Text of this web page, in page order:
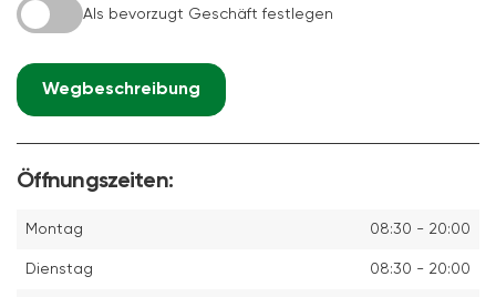
Als bevorzugt Geschäft festlegen
Wegbeschreibung
Öffnungszeiten:
Montag 08:30 - 20:00
Dienstag 08:30 - 20:00